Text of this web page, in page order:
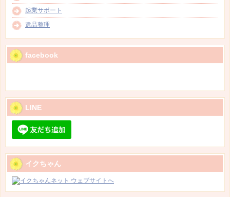
起業サポート
遺品整理
facebook
LINE
イクちゃん